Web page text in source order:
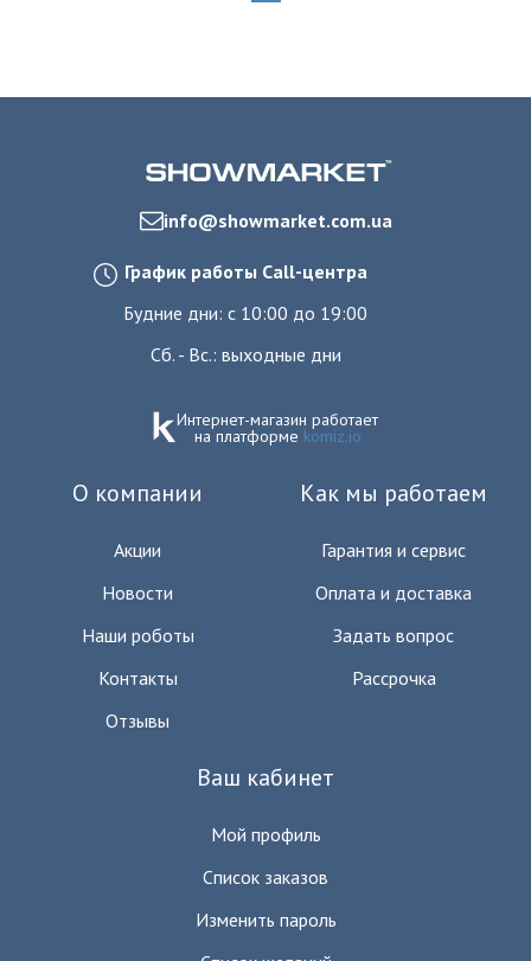
info@showmarket.com.ua
График работы Call-центра
Будние дни: с 10:00 до 19:00
Сб. - Вс.: выходные дни
Интернет-магазин работает
на платформе komiz.io
О компании
Акции
Новости
Наши роботы
Контакты
Отзывы
Как мы работаем
Гарантия и сервис
Оплата и доставка
Задать вопрос
Рассрочка
Ваш кабинет
Мой профиль
Список заказов
Изменить пароль